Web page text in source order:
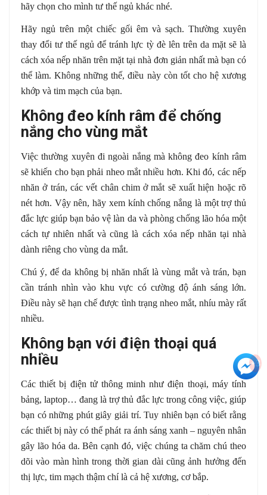
hãy chọn cho mình tư thế ngủ khác nhé.
Hãy ngủ trên một chiếc gối êm và sạch. Thường xuyên
thay đổi tư thế ngủ để tránh lực tỳ đè lên trên da mặt sẽ là
cách xóa nếp nhăn trên mặt tại nhà đơn giản nhất mà bạn có
thể làm. Không những thế, điều này còn tốt cho hệ xương
khớp và tim mạch của bạn.
Không đeo kính râm để chống
nắng cho vùng mắt
Việc thường xuyên đi ngoài nắng mà không đeo kính râm
sẽ khiến cho bạn phải nheo mắt nhiều hơn. Khi đó, các nếp
nhăn ở trán, các vết chân chim ở mắt sẽ xuất hiện hoặc rõ
nét hơn. Vậy nên, hãy xem kính chống nắng là một trợ thủ
đắc lực giúp bạn bảo vệ làn da và phòng chống lão hóa một
cách tự nhiên nhất và cũng là cách xóa nếp nhăn tại nhà
dành riêng cho vùng da mắt.
Chú ý, để da không bị nhăn nhất là vùng mắt và trán, bạn
cần tránh nhìn vào khu vực có cường độ ánh sáng lớn.
Điều này sẽ hạn chế được tình trạng nheo mắt, nhíu mày rất
nhiều.
Không bạn với điện thoại quá
nhiều
Các thiết bị điện tử thông minh như điện thoại, máy tính
bảng, laptop… đang là trợ thủ đắc lực trong công việc, giúp
bạn có những phút giây giải trí. Tuy nhiên bạn có biết rằng
các thiết bị này có thể phát ra ánh sáng xanh – nguyên nhân
gây lão hóa da. Bên cạnh đó, việc chúng ta chăm chú theo
dõi vào màn hình trong thời gian dài cũng ảnh hưởng đến
thị lực, tim mạch thậm chí là cả hệ xương, cơ bắp.
+3